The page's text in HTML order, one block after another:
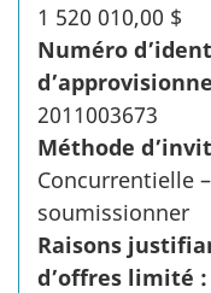
1 520 010,00 $
Numéro
2011003673
Méthode
Concurrentielle
soumissionner
Raisons
d’offres limité :